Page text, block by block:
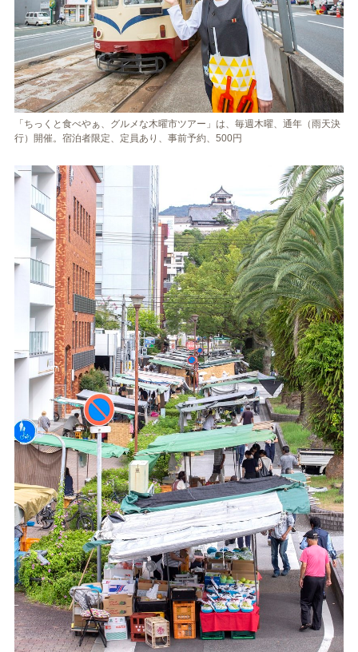
「ちっくと食べやぁ、グルメな木曜市ツアー」は、毎週木曜、通年（雨天決
行）開催。宿泊者限定、定員あり、事前予約、500円